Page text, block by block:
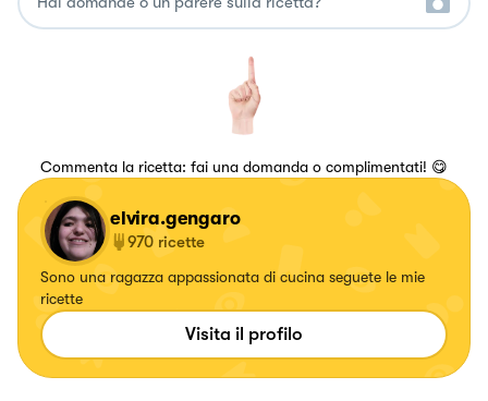
Commenta la ricetta: fai una domanda o complimentati! 😋
elvira.gengaro
970 ricette
Sono una ragazza appassionata di cucina seguete le mie
ricette
Visita il profilo